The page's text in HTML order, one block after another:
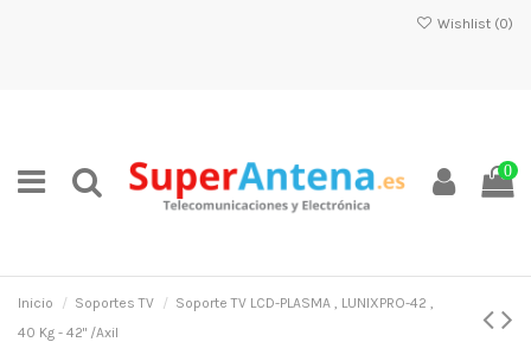
Wishlist (0)
0
Inicio Soportes TV
Soporte TV LCD-PLASMA , LUNIXPRO-42 ,
40 Kg - 42" /Axil